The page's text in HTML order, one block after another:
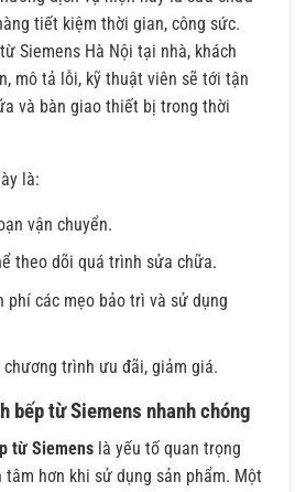
tiết kiệm thời gian, công sức.
Siemens Hà Nội tại nhà, khách
mô tả lỗi, kỹ thuật viên sẽ tới tận
và bàn giao thiết bị trong thời
là:
vận chuyển.
theo dõi quá trình sửa chữa.
phí các mẹo bảo trì và sử dụng
chương trình ưu đãi, giảm giá.
bếp từ Siemens nhanh chóng
từ Siemens là yếu tố quan trọng
tâm hơn khi sử dụng sản phẩm. Một